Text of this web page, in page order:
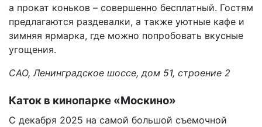
а прокат коньков – совершенно бесплатный. Гостям
предлагаются раздевалки, а также уютные кафе и
зимняя ярмарка, где можно попробовать вкусные
угощения.
САО, Ленинградское шоссе, дом 51, строение 2
Каток в кинопарке «Москино»
С декабря 2025 на самой большой съемочной